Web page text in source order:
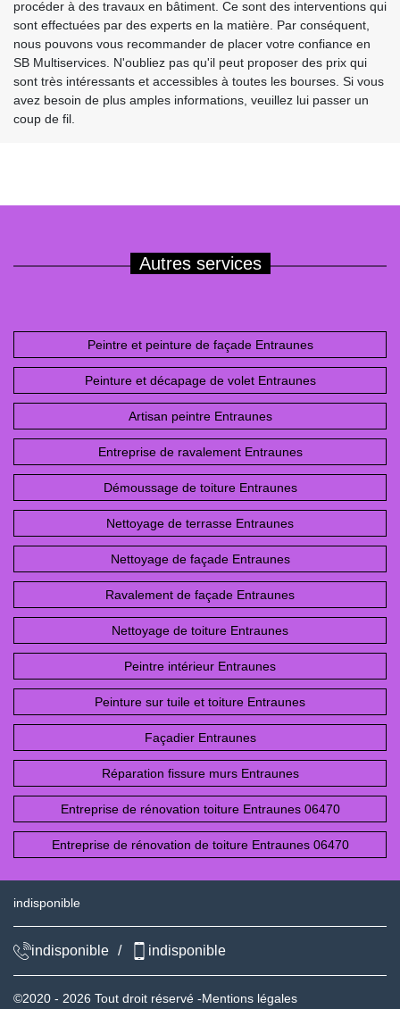
procéder à des travaux en bâtiment. Ce sont des interventions qui
sont effectuées par des experts en la matière. Par conséquent,
nous pouvons vous recommander de placer votre confiance en
SB Multiservices. N'oubliez pas qu'il peut proposer des prix qui
sont très intéressants et accessibles à toutes les bourses. Si vous
avez besoin de plus amples informations, veuillez lui passer un
coup de fil.
Autres services
Peintre et peinture de façade Entraunes
Peinture et décapage de volet Entraunes
Artisan peintre Entraunes
Entreprise de ravalement Entraunes
Démoussage de toiture Entraunes
Nettoyage de terrasse Entraunes
Nettoyage de façade Entraunes
Ravalement de façade Entraunes
Nettoyage de toiture Entraunes
Peintre intérieur Entraunes
Peinture sur tuile et toiture Entraunes
Façadier Entraunes
Réparation fissure murs Entraunes
Entreprise de rénovation toiture Entraunes 06470
Entreprise de rénovation de toiture Entraunes 06470
indisponible
indisponible / indisponible
©2020 - 2026 Tout droit réservé -Mentions légales